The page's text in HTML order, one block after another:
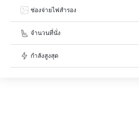
ช่องจ่ายไฟสำรอง
จำนวนที่นั่ง
กำลังสูงสุด